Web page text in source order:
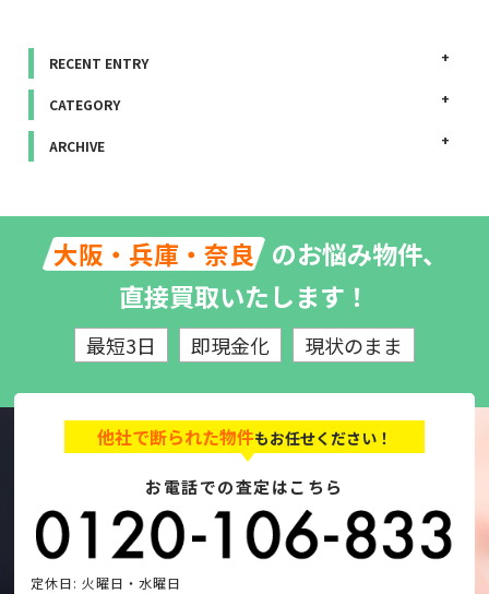
RECENT ENTRY
CATEGORY
ARCHIVE
大阪・兵庫・奈良 のお悩み物件、
直接買取いたします！
最短3日 即現金化 現状のまま
他社で断られた物件もお任せください！
お電話での査定はこちら
定休日: 火曜日・水曜日